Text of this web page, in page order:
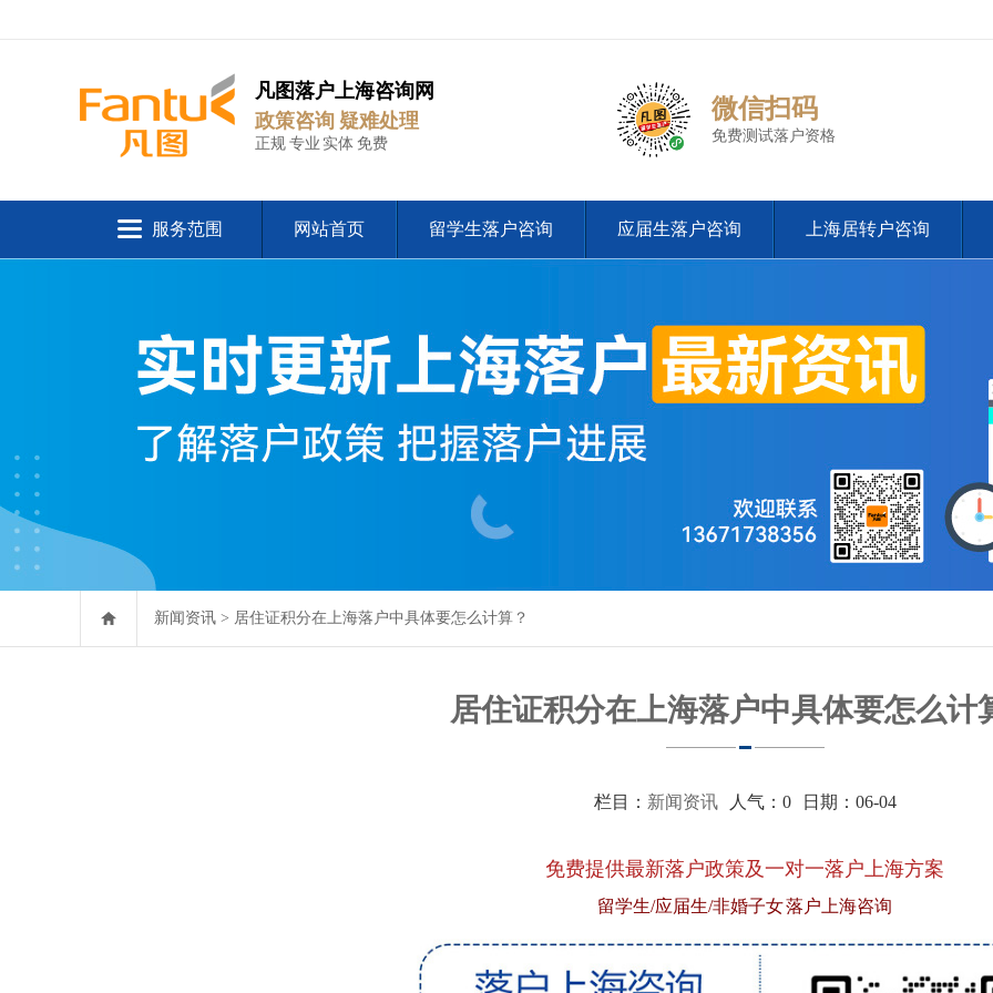
凡图落户上海咨询网
政策咨询 疑难处理
正规 专业 实体 免费
微信扫码
免费测试落户资格
服务范围 网站首页 留学生落户咨询 应届生落户咨询 上海居转户咨询
新闻资讯 > 居住证积分在上海落户中具体要怎么计算？
居住证积分在上海落户中具体要怎么计
栏目： 新闻资讯人气： 0日期：06-04
免费提供最新落户政策及一对一落户上海方案
留学生/应届生/非婚子女 落户上海咨询